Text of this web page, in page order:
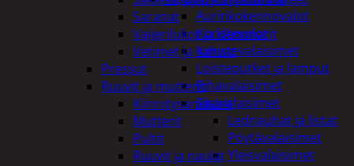
Aurinkokennovalot
Koristevalot
Koristevalaisimet
Loisteputket ja lamput
Pihavalaisimet
Sisävalaisimet
Lednauhat ja listat
Pöytävalaisimet
Yleisvalaisimet
Saranat
Vaijerilukot ja klemmarit
Vetimet ja kahvat
Pressut
Ruuvit ja mutterit
Kiinnitysankkurit
Mutterit
Pultit
Ruuvit ja naulat